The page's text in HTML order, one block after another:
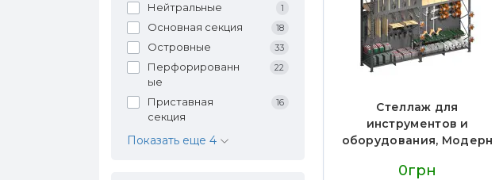
Нейтральные 1
Основная секция 18
Островные 33
Перфорированн
ые
22
Приставная
секция
16
Показать еще 4
Стеллаж для
инструментов и
оборудования, Модерн
0грн